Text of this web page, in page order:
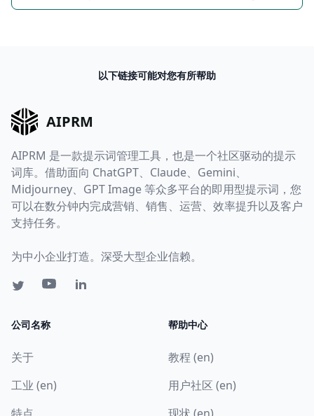
以下链接可能对您有所帮助
AIPRM
AIPRM 是一款提示词管理工具，也是一个社区驱动的提示
词库。借助面向 ChatGPT、Claude、Gemini、
Midjourney、GPT Image 等众多平台的即用型提示词，您
可以在数分钟内完成营销、销售、运营、效率提升以及客户
支持任务。
为中小企业打造。深受大型企业信赖。
公司名称
关于
工业 (en)
帮助中心
教程 (en)
用户社区 (en)